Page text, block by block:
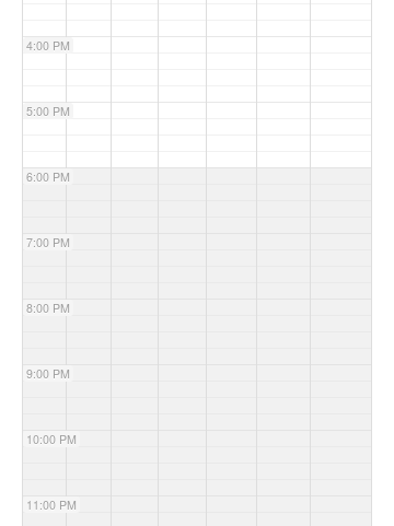
4:00 PM
5:00 PM
6:00 PM
7:00 PM
8:00 PM
9:00 PM
10:00 PM
11:00 PM